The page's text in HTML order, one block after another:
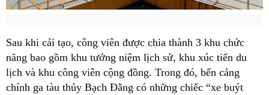
Sau khi cải tạo, công viên được chia thành 3 khu chức
năng bao gồm khu tưởng niệm lịch sử, khu xúc tiến du
lịch và khu công viên cộng đồng. Trong đó, bến cảng
chính ga tàu thủy Bạch Đằng có những chiếc “xe buýt